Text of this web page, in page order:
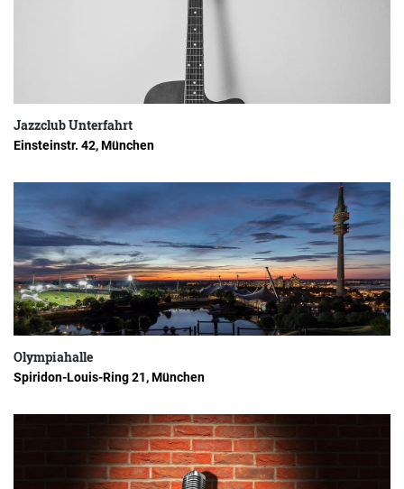
Jazzclub Unterfahrt
Einsteinstr. 42, München
Olympiahalle
Spiridon-Louis-Ring 21, München